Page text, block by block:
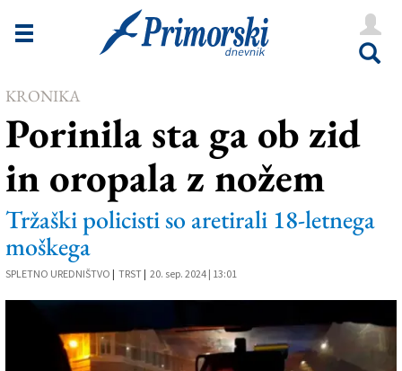
Novice
Goriška
Kultura
Šport
Še
Vreme
Uredništvo
KRONIKA
Porinila sta ga ob zid
in oropala z nožem
Tržaški policisti so aretirali 18-letnega
moškega
SPLETNO UREDNIŠTVO | TRST | 20. sep. 2024 | 13:01